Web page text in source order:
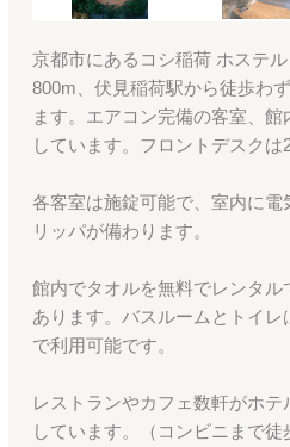
京都市にあるコシ稲荷 ホステ
800m、伏見稲荷駅から徒歩わ
ます。エアコン完備の客室、
しています。フロントデスクは
各客室は施錠可能で、室内に電
リッパが備わります。
館内でタオルを無料でレンタ
あります。バスルームとトイ
で利用可能です。
レストランやカフェ数軒がホ
しています。（コンビニまで